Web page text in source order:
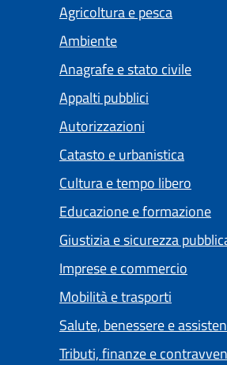
Agricoltura e pesca
Ambiente
Anagrafe e stato civile
Appalti pubblici
Autorizzazioni
Catasto e urbanistica
Cultura e tempo libero
Educazione e formazione
Giustizia e sicurezza
Imprese e commercio
Mobilità e trasporti
Salute, benessere e
Tributi, finanze e